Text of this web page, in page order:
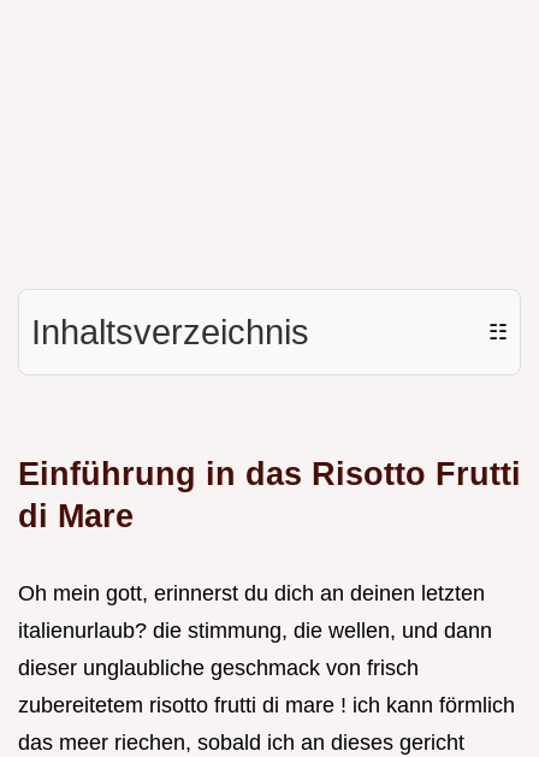
Inhaltsverzeichnis ☷
Einführung in das Risotto Frutti
di Mare
Oh mein gott, erinnerst du dich an deinen letzten
italienurlaub? die stimmung, die wellen, und dann
dieser unglaubliche geschmack von frisch
zubereitetem risotto frutti di mare ! ich kann förmlich
das meer riechen, sobald ich an dieses gericht